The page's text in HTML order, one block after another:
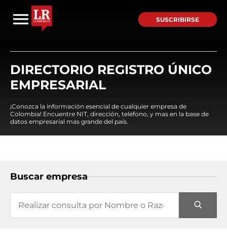
SUSCRIBIRSE
DIRECTORIO REGISTRO ÚNICO
EMPRESARIAL
¡Conozca la información esencial de cualquier empresa de
Colombia! Encuentre NIT, dirección, teléfono, y mas en la base de
datos empresarial mas grande del país.
Buscar empresa